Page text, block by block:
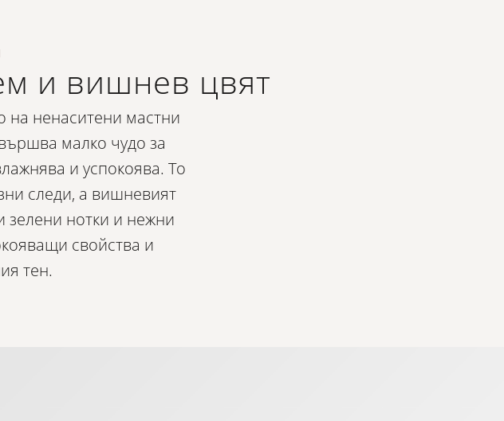
и вишнев цвят
на ненаситени мастни
малко чудо за
и успокоява. То
следи, а вишневият
зелени нотки и нежни
свойства и
тен.